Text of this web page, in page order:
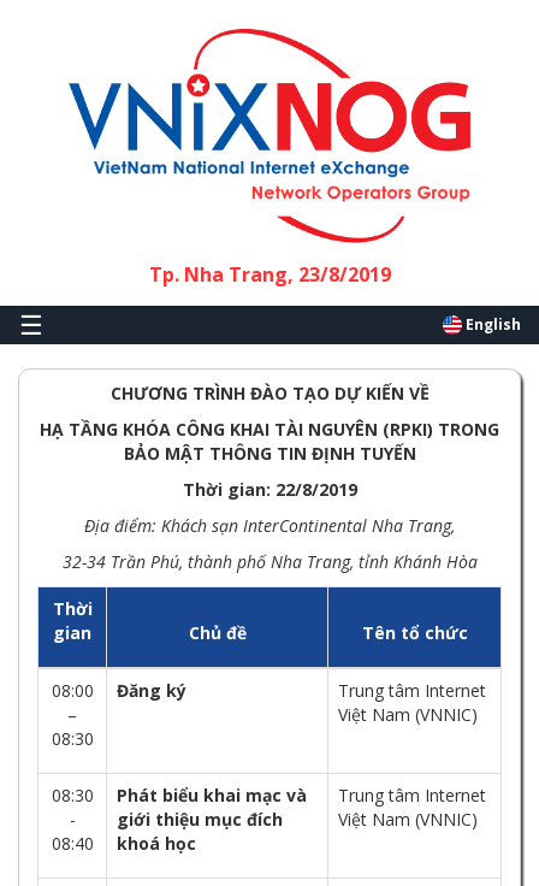
Tp. Nha Trang, 23/8/2019
☰ English
CHƯƠNG TRÌNHĐÀO TẠO DỰ KIẾN VỀ
HẠ TẦNG KHÓA CÔNG KHAI TÀI NGUYÊN (RPKI) TRONG
BẢO MẬT THÔNG TIN ĐỊNH TUYẾN
Thời gian: 22/8/2019
Địa điểm: Khách sạn InterContinental Nha Trang,
32-34 Trần Phú, thành phố Nha Trang, tỉnh Khánh Hòa
Thời
gian
Chủ đề Tên tổ chức
08:00
–
08:30
Đăng ký
Trung tâm Internet
Việt Nam (VNNIC)
08:30
-
08:40
Phát biểu khai mạc và
giới thiệu mục đích
khoá học
Trung tâm Internet
Việt Nam (VNNIC)